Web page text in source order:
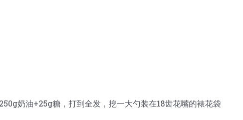
奶油+25g糖，打到全发，挖一大勺装在18齿花嘴的裱花袋